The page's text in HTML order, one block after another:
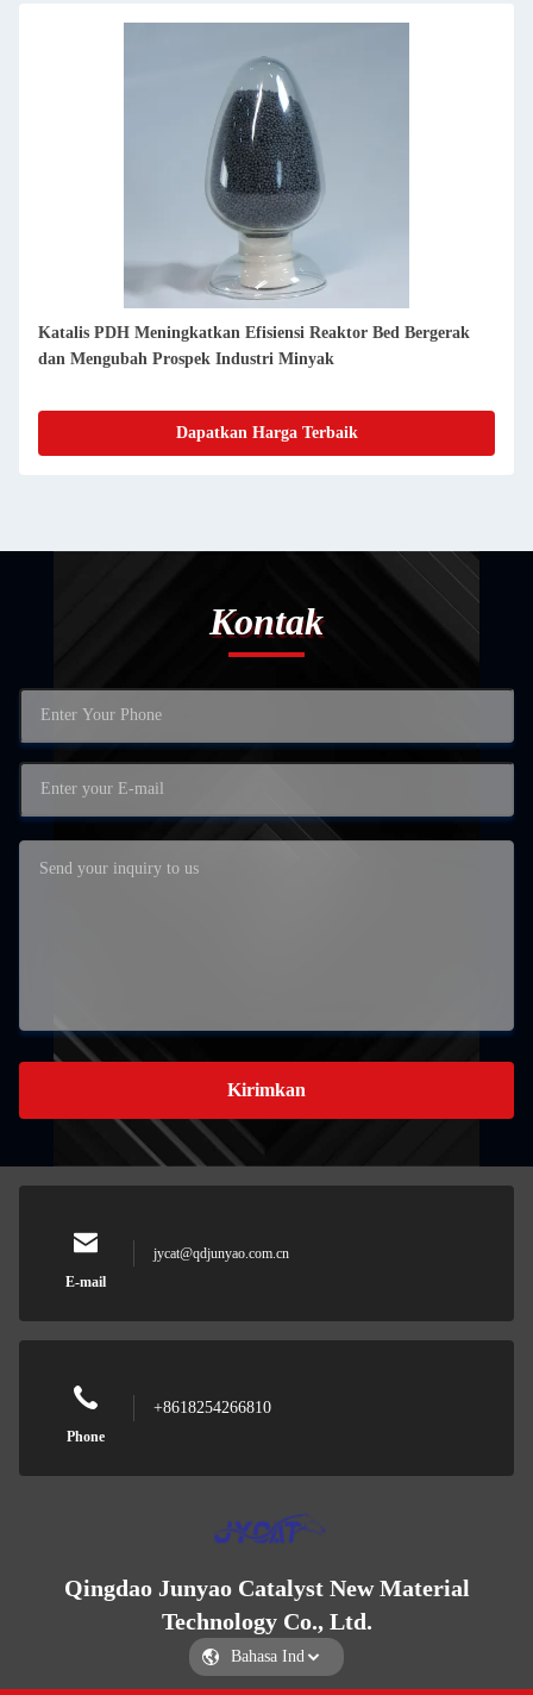
Katalis PDH Meningkatkan Efisiensi Reaktor Bed Bergerak
dan Mengubah Prospek Industri Minyak
Dapatkan Harga Terbaik
Kontak
Kirimkan
E-mail
jycat@qdjunyao.com.cn
Phone
+8618254266810
Qingdao Junyao Catalyst New Material
Technology Co., Ltd.